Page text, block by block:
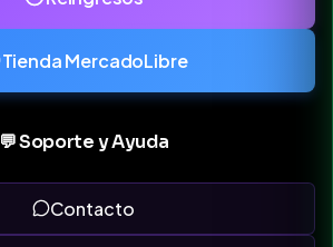
Tienda MercadoLibre
💬 Soporte y Ayuda
Contacto